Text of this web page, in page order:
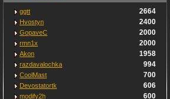
ggtt 2664
Hvostyn 2400
GopaveC 2000
rmn1x 2000
Akon 1958
razdavalochka 994
CoolMast 700
Devostatortk 606
modify2h 600